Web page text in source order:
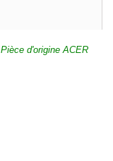
Pièce d'origine ACER